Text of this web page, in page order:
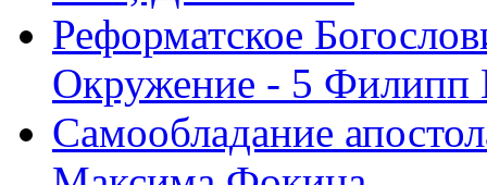
Реформатское
Окружение - 5 Филипп
Самообладание